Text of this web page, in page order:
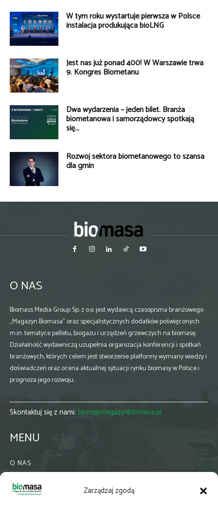
Zarządzaj zgodą
W tym roku wystartuje pierwsza w Polsce
instalacja produkująca bioLNG
Jest nas już ponad 400! W Warszawie trwa
9. Kongres Biometanu
Dwa wydarzenia – jeden bilet. Branża
biometanowa i samorządowcy spotkają
się...
Rozwój sektora biometanowego to szansa
dla gmin
O NAS
Biomass Media Group Sp. z o.o. jest wydawcą czasopisma branżowego
„Magazyn Biomasa” oraz specjalistycznych dodatków poświęconych
m.in. tematyce pelletu, biogazu i urządzeń grzewczych na biomasę.
Działalność wydawniczą uzupełnia organizacja konferencji i spotkań
branżowych, których celem jest stworzenie platformy wymiany wiedzy i
doświadczeń oraz ocena aktualnej sytuacji rynku biomasy w Polsce i
prognoza jego rozwoju.
Skontaktuj się z nami: biuro@magazynbiomasa.pl
MENU
O NAS
WSPÓŁPRACA